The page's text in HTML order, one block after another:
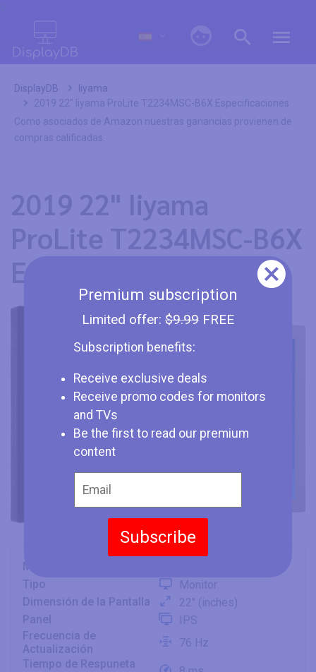
Premium subscription
Limited offer: $9.99FREE
Subscription benefits:
Receive exclusive deals
Receive promo codes for monitors
and TVs
Be the first to read our premium
content
Subscribe
DisplayDB
Iiyama
2019 22" Iiyama ProLite T2234MSC-B6X Especificaciones
Como asociados de Amazon nuestras ganancias provienen de
compras calificadas.
2019 22" Iiyama
ProLite T2234MSC-B6X
Especificaciones
Marca
Dimensión de la Pantalla
22" (inches)
Frecuencia de
Actualización
76 Hz